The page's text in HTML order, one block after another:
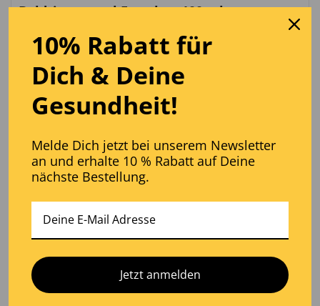
Baldrianwurzel Extrakt – 100 ml
24,90 €
16,90€
inkl. MwSt.
10% Rabatt für
Dich & Deine
Gesundheit!
Melde Dich jetzt bei unserem Newsletter
an und erhalte 10 % Rabatt auf Deine
nächste Bestellung.
Jetzt anmelden